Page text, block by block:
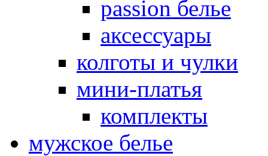
passion белье
аксессуары
колготы и чулки
мини-платья
комплекты
мужское белье